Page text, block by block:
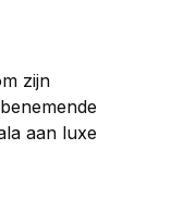
zijn
aan luxe